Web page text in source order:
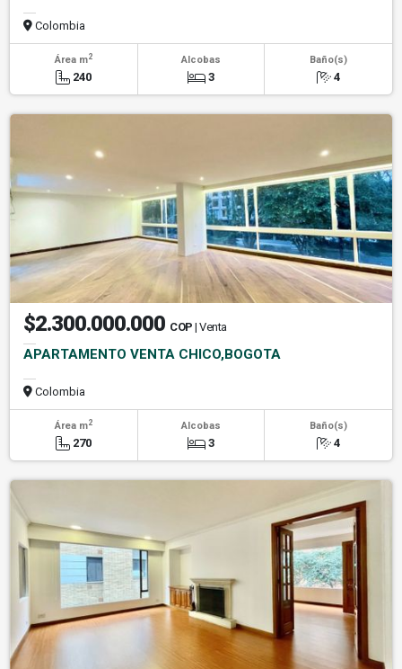
Colombia
Área m2
240
Alcobas
3
Baño(s)
4
$2.300.000.000 COP | Venta
APARTAMENTO VENTA CHICO,BOGOTA
Colombia
Área m2
270
Alcobas
3
Baño(s)
4